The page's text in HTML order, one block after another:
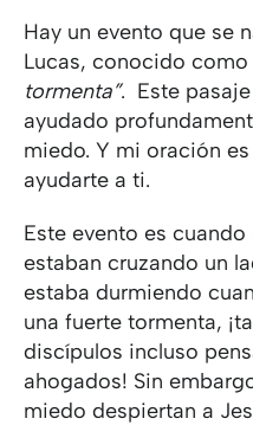
Hay un evento que se
Lucas, conocido como
tormenta”. Este
ayudado
miedo. Y mi oración
ayudarte a ti.
Este evento es
estaban cruzando un
estaba durmiendo
una fuerte tormenta,
discípulos incluso
ahogados! Sin
miedo despiertan a